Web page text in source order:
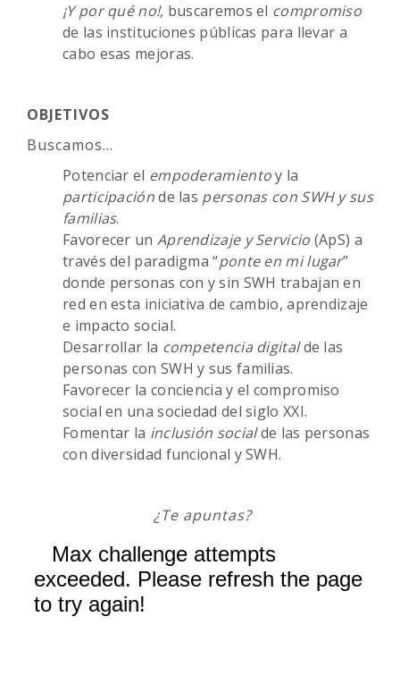
¡Y por qué no!, buscaremos el compromiso
de las instituciones públicas para llevar a
cabo esas mejoras.
OBJETIVOS
Buscamos…
Potenciar el empoderamientoy la
participaciónde las personas con SWH y sus
familias.
Favorecer un Aprendizaje y Servicio (ApS) a
través del paradigma “ponte en mi lugar”
donde personas con y sin SWH trabajan en
red en esta iniciativa de cambio, aprendizaje
e impacto social.
Desarrollar la competencia digitalde las
personas con SWH y sus familias.
Favorecer la conciencia y el compromiso
social en una sociedad del siglo XXI.
Fomentar la inclusión socialde las personas
con diversidad funcional y SWH.
¿Te apuntas?